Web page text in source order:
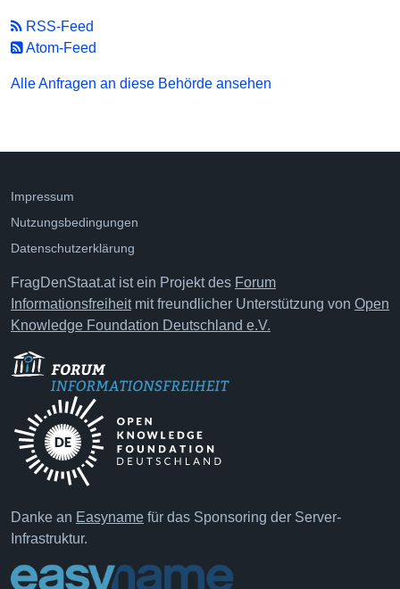
RSS-Feed
Atom-Feed
Alle Anfragen an diese Behörde ansehen
Impressum
Nutzungsbedingungen
Datenschutzerklärung
FragDenStaat.at ist ein Projekt des Forum
Informationsfreiheitmit freundlicher Unterstützung von Open
Knowledge Foundation Deutschland e.V.
Danke an Easyname für das Sponsoring der Server-
Infrastruktur.